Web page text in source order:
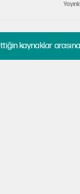
kaynaklar